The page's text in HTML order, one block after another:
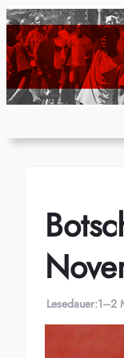
Zum
Inhalt
springen
Lesedauer:1–2